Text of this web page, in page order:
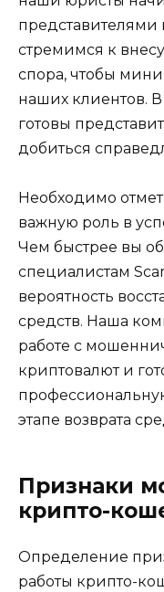
стремимся к
спора, чтобы
наших клиентов.
готовы
добиться
Необходимо
важную роль в
Чем быстрее вы
специалистам
вероятность
средств. Наша
работе с
криптовалют и
этапе возврата
Признаки
крипто-
Определение
работы крипто-